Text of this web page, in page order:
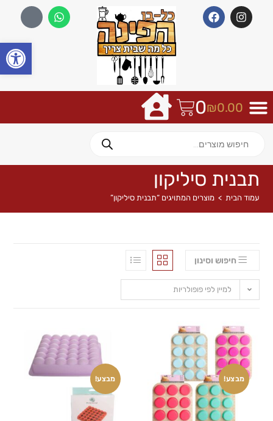
₪0.00
0
תבנית סיליקון
עמוד הבית > מוצרים המתויגים “תבנית סיליקון”
חיפוש וסינון
למיין לפי פופולריות
מבצע! מבצע!